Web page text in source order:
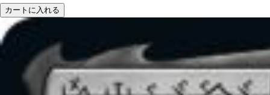
カートに入れる